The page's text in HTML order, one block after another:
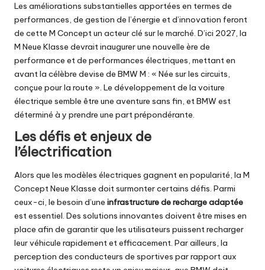
Les améliorations substantielles apportées en termes de
performances, de gestion de l’énergie et d’innovation feront
de cette M Concept un acteur clé sur le marché. D’ici 2027, la
M Neue Klasse devrait inaugurer une nouvelle ère de
performance et de performances électriques, mettant en
avant la célèbre devise de BMW M : « Née sur les circuits,
conçue pour la route ». Le développement de la voiture
électrique semble être une aventure sans fin, et BMW est
déterminé à y prendre une part prépondérante.
Les défis et enjeux de
l’électrification
Alors que les modèles électriques gagnent en popularité, la M
Concept Neue Klasse doit surmonter certains défis. Parmi
ceux-ci, le besoin d’une infrastructure de recharge adaptée
est essentiel. Des solutions innovantes doivent être mises en
place afin de garantir que les utilisateurs puissent recharger
leur véhicule rapidement et efficacement. Par ailleurs, la
perception des conducteurs de sportives par rapport aux